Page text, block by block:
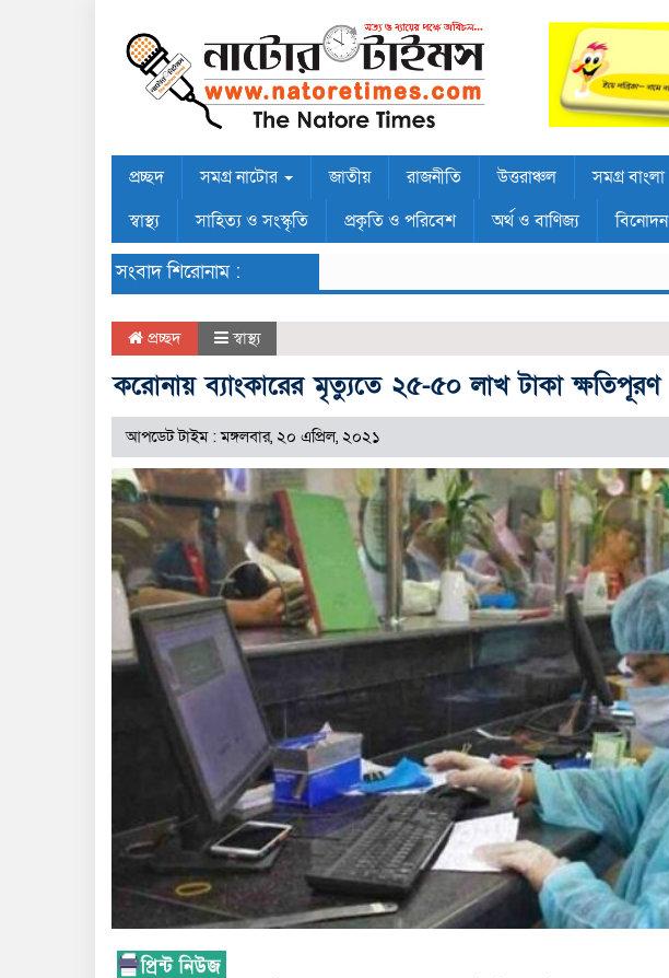
প্রচ্ছদ সমগ্র নাটোর জাতীয় রাজনীতি উত্তরাঞ্চল সমগ্র বাংলা
স্বাস্থ্য
সাহিত্য ও সংস্কৃতি প্রকৃতি ও পরিবেশ অর্থ ও বাণিজ্য বিনোদন
সংবাদ শিরোনাম :
প্রচ্ছদ স্বাস্থ্য
করোনায় ব্যাংকারের মৃত্যুতে ২৫-৫০ লাখ টাকা ক্ষতিপূরণ
আপডেট টাইম : মঙ্গলবার, ২০ এপ্রিল, ২০২১